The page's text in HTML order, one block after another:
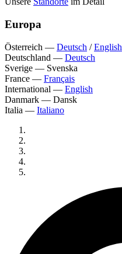
Europa
Österreich — Deutsch /English
Deutschland — Deutsch
Sverige — Svenska
France — Français
International — English
Danmark — Dansk
Italia — Italiano